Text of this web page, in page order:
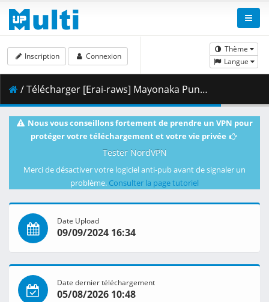
Thème
Langue
Inscription Connexion
/ Télécharger [Erai-raws] Mayonaka Punch - 10 [1080p][Multiple Subtitle][6F479022].mkv.001 ( 462.16 MB )
Nous vous conseillons fortement de prendre un VPN pour
protéger votre téléchargement et votre vie privée
Tester NordVPN
Merci de désactiver votre logiciel anti-pub avant de signaler un
problème. Consulter la page tutoriel
Date Upload
09/09/2024 16:34
Date dernier téléchargement
05/08/2026 10:48